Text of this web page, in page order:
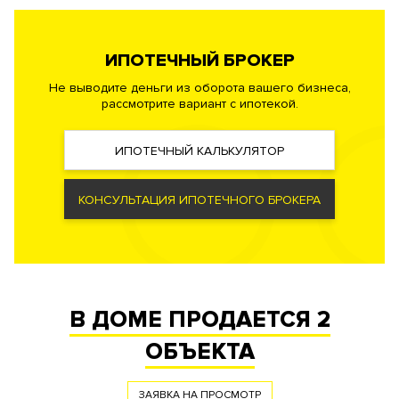
воды, собственная бойлерная, малошумные лифты,
оборудования здания. Автоматическая система
территория. Доступ по индивидуальным картам.
Видеонаблюдение периметра.
Реализация по
договору
Долевого участия
Апартаменты
ИПОТЕЧНЫЙ БРОКЕР
Не выводите деньги из оборота вашего бизнеса,
рассмотрите вариант с ипотекой.
ИПОТЕЧНЫЙ КАЛЬКУЛЯТОР
КОНСУЛЬТАЦИЯ ИПОТЕЧНОГО БРОКЕРА
В ДОМЕ ПРОДАЕТСЯ 2
ОБЪЕКТА
ЗАЯВКА НА ПРОСМОТР